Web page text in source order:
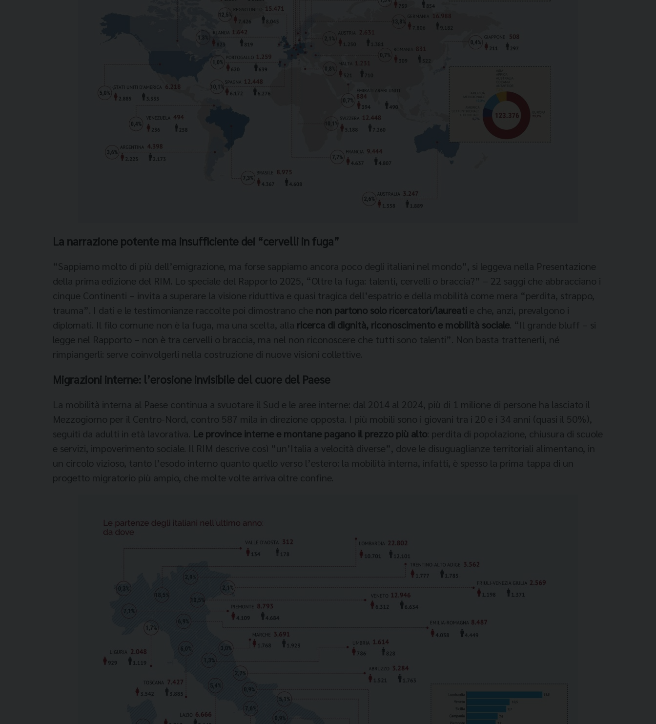
La narrazione potente ma insufficiente dei “cervelli in fuga”
“Sappiamo molto di più dell’emigrazione, ma forse sappiamo ancora poco degli italiani nel mondo”, si leggeva nella Presentazione
della prima edizione del RIM. Lo speciale del Rapporto 2025, “Oltre la fuga: talenti, cervelli o braccia?” – 22 saggi che abbracciano i
cinque Continenti – invita a superare la visione riduttiva e quasi tragica dell’espatrio e della mobilità come mera “perdita, strappo,
trauma”. I dati e le testimonianze raccolte poi dimostrano che non partono solo ricercatori/laureati e che, anzi, prevalgono i
diplomati. Il filo comune non è la fuga, ma una scelta, alla ricerca di dignità, riconoscimento e mobilità sociale. “Il grande bluff – si
legge nel Rapporto – non è tra cervelli o braccia, ma nel non riconoscere che tutti sono talenti”. Non basta trattenerli, né
rimpiangerli: serve coinvolgerli nella costruzione di nuove visioni collettive.
Migrazioni interne: l’erosione invisibile del cuore del Paese
La mobilità interna al Paese continua a svuotare il Sud e le aree interne: dal 2014 al 2024, più di 1 milione di persone ha lasciato il
Mezzogiorno per il Centro-Nord, contro 587 mila in direzione opposta. I più mobili sono i giovani tra i 20 e i 34 anni (quasi il 50%),
seguiti da adulti in età lavorativa. Le province interne e montane pagano il prezzo più alto: perdita di popolazione, chiusura di scuole
e servizi, impoverimento sociale. Il RIM descrive così “un’Italia a velocità diverse”, dove le disuguaglianze territoriali alimentano, in
un circolo vizioso, tanto l’esodo interno quanto quello verso l’estero: la mobilità interna, infatti, è spesso la prima tappa di un
progetto migratorio più ampio, che molte volte arriva oltre confine.